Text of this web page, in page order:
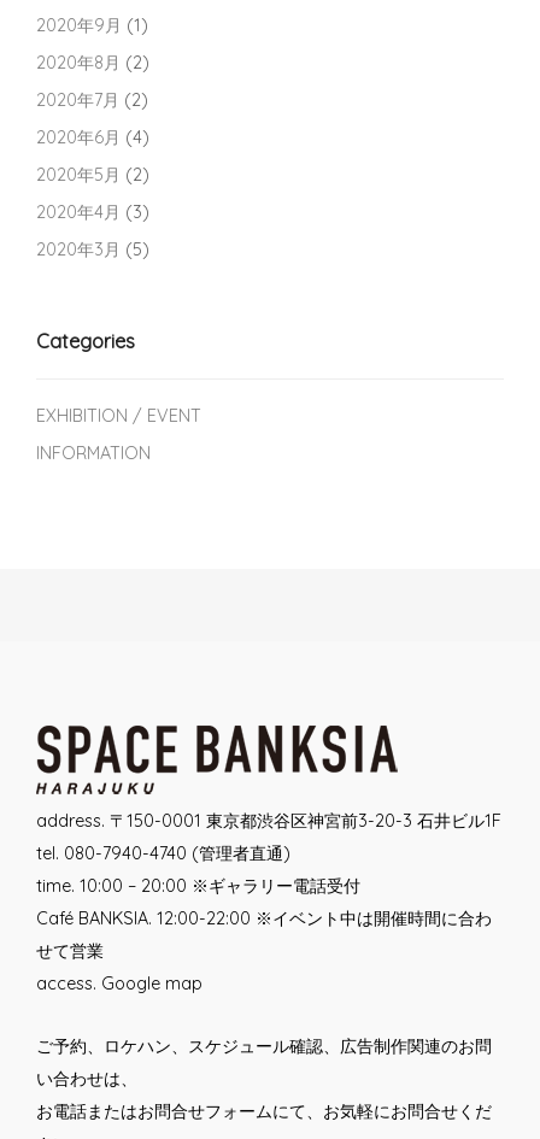
2020年9月 (1)
2020年8月 (2)
2020年7月 (2)
2020年6月 (4)
2020年5月 (2)
2020年4月 (3)
2020年3月 (5)
Categories
EXHIBITION / EVENT
INFORMATION
address. 〒150-0001 東京都渋谷区神宮前3-20-3 石井ビル1F
tel. 080-7940-4740 (管理者直通)
time. 10:00 – 20:00 ※ギャラリー電話受付
Café BANKSIA. 12:00-22:00 ※イベント中は開催時間に合わ
せて営業
access. Google map
ご予約、ロケハン、スケジュール確認、広告制作関連のお問
い合わせは、
お電話またはお問合せフォームにて、お気軽にお問合せくだ